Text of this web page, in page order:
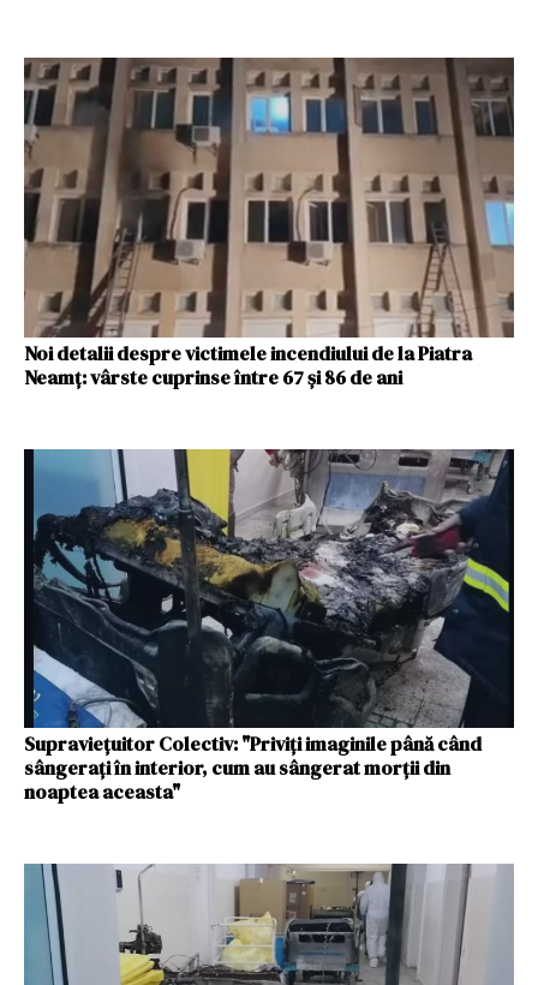
Noi detalii despre victimele incendiului de la Piatra
Neamț: vârste cuprinse între 67 și 86 de ani
Supraviețuitor Colectiv: "Priviți imaginile până când
sângerați în interior, cum au sângerat morții din
noaptea aceasta"